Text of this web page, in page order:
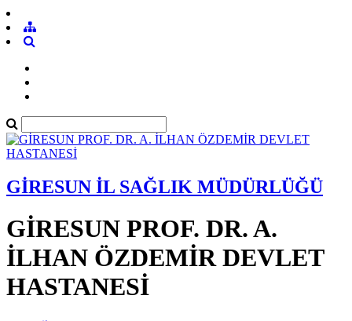
GİRESUN İL SAĞLIK MÜDÜRLÜĞÜ
GİRESUN PROF. DR. A.
İLHAN ÖZDEMİR DEVLET
HASTANESİ